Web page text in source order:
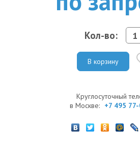
Кол-во:
В корзину
Круглосуточный
в Москве: +7 495